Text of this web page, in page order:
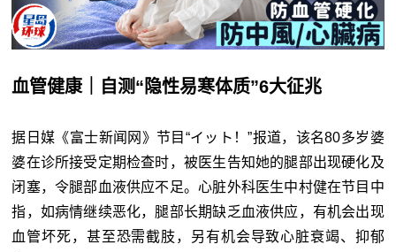
血管健康｜自测“隐性易寒体质”6大征兆
据日媒《富士新闻网》节目“イット！”报道，该名80多岁婆
婆在诊所接受定期检查时，被医生告知她的腿部出现硬化及
闭塞，令腿部血液供应不足。心脏外科医生中村健在节目中
指，如病情继续恶化，腿部长期缺乏血液供应，有机会出现
血管坏死，甚至恐需截肢，另有机会导致心脏衰竭、抑郁